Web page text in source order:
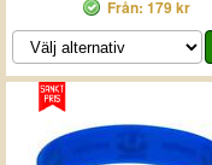
Från: 179 kr